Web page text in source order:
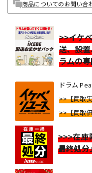
商品についてのお問い合
>>イケ
送、設
ラムの
ドラム
>>【買取
>>【買取
>>>在庫
最終処分